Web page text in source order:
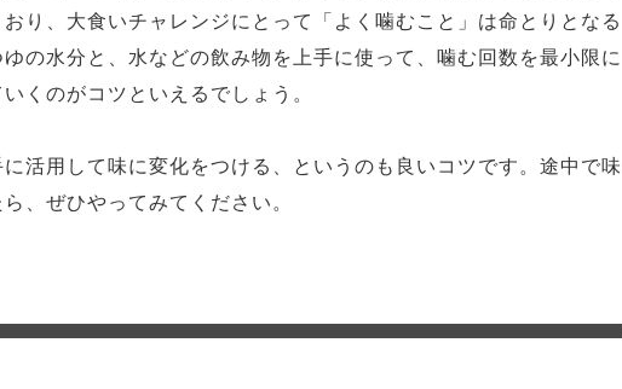
り、大食いチャレンジにとって「よく噛むこと」は命とりとなる
の水分と、水などの飲み物を上手に使って、噛む回数を最小限に
くのがコツといえるでしょう。
活用して味に変化をつける、というのも良いコツです。途中で味
、ぜひやってみてください。